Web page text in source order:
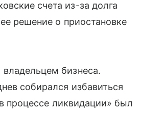
счета из-за долга
решение о приостановке
бизнеса.
собирался избавиться
процессе ликвидации» был